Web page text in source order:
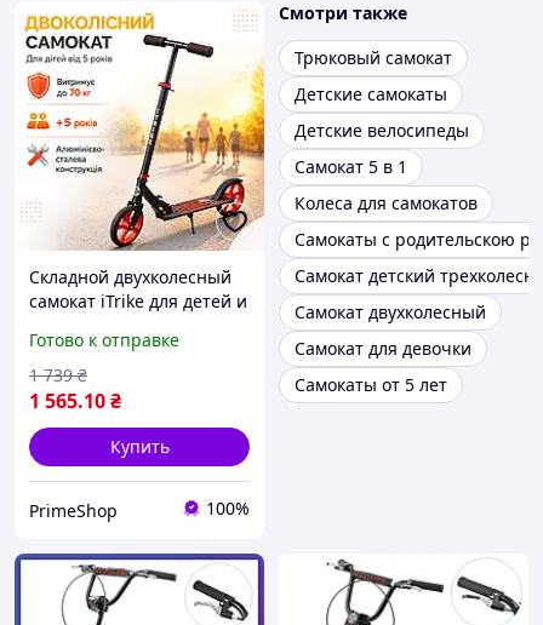
Складной двухколесный
самокат iTrike для детей и
самокат с колесами 200
мм и регулируемым
рулем
Готово к отправке
1 565.10₴
1 739 ₴
Купить
PrimeShop 100%
Смотри также
Трюковый самокат
Детские самокаты
Детские велосипеды
Самокат 5 в 1
Колеса для самокатов
Самокаты с родительскою
Самокат детский
Самокат двухколесный
Самокат для девочки
Самокаты от 5 лет